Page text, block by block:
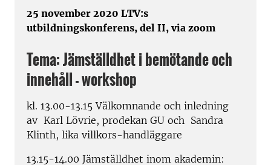
25 november 2020 LTV:s
utbildningskonferens, del II, via zoom
Tema: Jämställdhet i bemötande och
innehåll - workshop
kl. 13.00-13.15 Välkomnande och inledning
av Karl Lövrie, prodekan GU och Sandra
Klinth, lika villkors-handläggare
13.15-14.00 Jämställdhet inom akademin: